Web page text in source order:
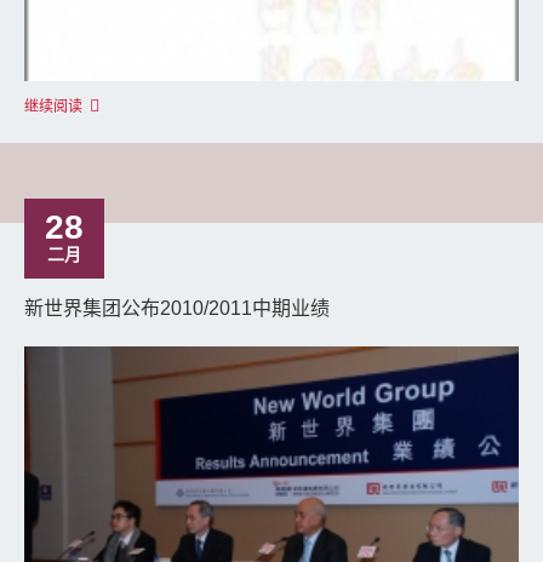
继续阅读
28
二月
新世界集团公布2010/2011中期业绩